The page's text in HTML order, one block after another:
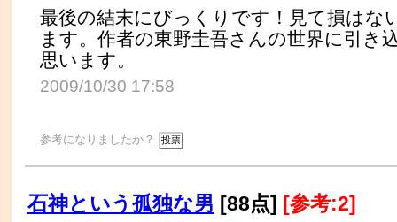
最後の結末にびっくりです！見て損はな
ます。作者の東野圭吾さんの世界に引き
思います。
2009/10/30 17:58
参考になりましたか？
石神という孤独な男 [88点] [参考:2]